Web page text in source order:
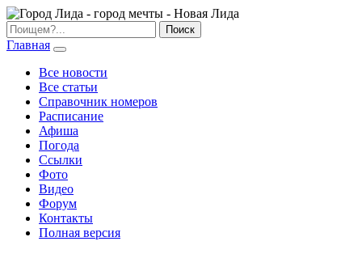
Главная
Все новости
Все статьи
Справочник номеров
Расписание
Афиша
Погода
Ссылки
Фото
Видео
Форум
Контакты
Полная версия